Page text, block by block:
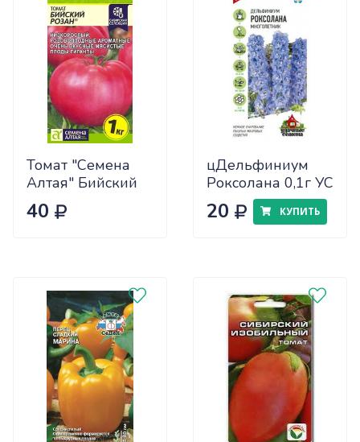
Томат "Семена
Алтая" Бийский
Розан 0,05
40
цДельфиниум
Роксолана 0,1г УС
20 КУПИТЬ